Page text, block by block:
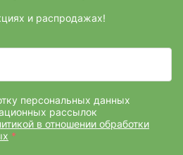
и распродажах!
персональных данных
рассылок
в отношении обработки
*